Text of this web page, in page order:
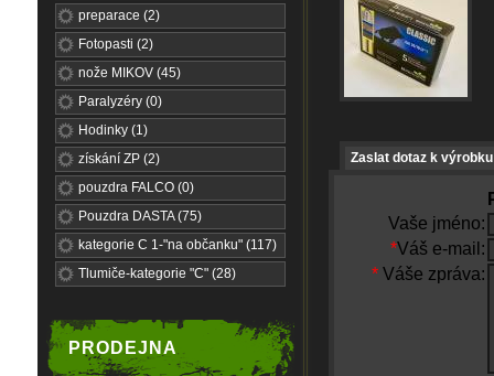
preparace (2)
Fotopasti (2)
nože MIKOV (45)
Paralyzéry (0)
Hodinky (1)
získání ZP (2)
pouzdra FALCO (0)
Pouzdra DASTA (75)
kategorie C 1-"na občanku" (117)
Tlumiče-kategorie "C" (28)
PRODEJNA
Zaslat dotaz k výrobku
Vaše jméno:
*Váš e-mail:
* Váše zpráva: